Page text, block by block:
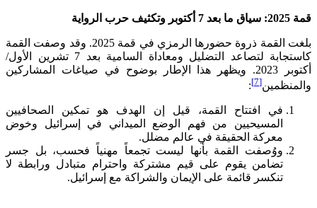
قمة 2025: سياق ما بعد 7 أكتوبر وتكثيف حرب الرواية
بلغت القمة ذروة حضورها الرمزي في قمة 2025. وقد وصفت القمة
كاستجابة لتصاعد التضليل ومعاداة السامية بعد 7 تشرين الأول/
أكتوبر 2023. ويظهر هذا الإطار بوضوح في صياغات المشاركين
والمنظمين[7]
:
في افتتاح القمة، قيل إن الهدف هو تمكين الصحافيين
المسيحيين من فهم الوضع الميداني في إسرائيل وخوض
معركة الحقيقة في عالم مضلل.
ووُصفت القمة بأنها ليست تجمعاً مهنياً فحسب، بل جسر
تضامن يقوم على قيم مشتركة واحترام متبادل ورابطة لا
تنكسر قائمة على الإيمان والشراكة مع إسرائيل.